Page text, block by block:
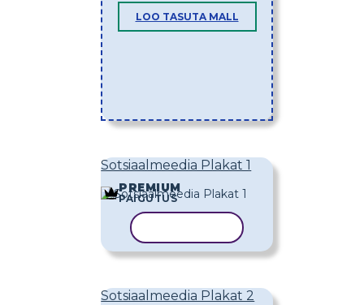
LOO TASUTA MALL
Sotsiaalmeedia Plakat 1
PREMIUM
PAIGUTUS
Sotsiaalmeedia Plakat 2